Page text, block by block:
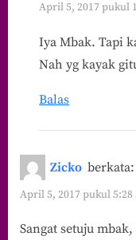
April 5, 2017 pukul
Iya Mbak. Tapi
Nah yg kayak
Balas
Zicko berkata:
April 5, 2017 pukul 5:28
Sangat setuju